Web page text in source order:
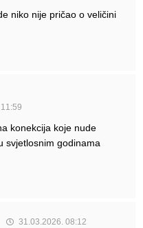
niko nije pričao o veličini
konekcija koje nude
svjetlosnim godinama
31.03.2026. 08:12